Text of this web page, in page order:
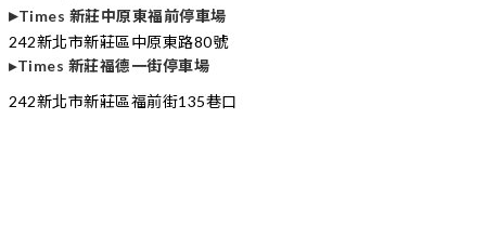
▸Times 新莊中原東福前停車場
242新北市新莊區中原東路80號
▸Times 新莊福德一街停車場
242新北市新莊區福前街135巷口